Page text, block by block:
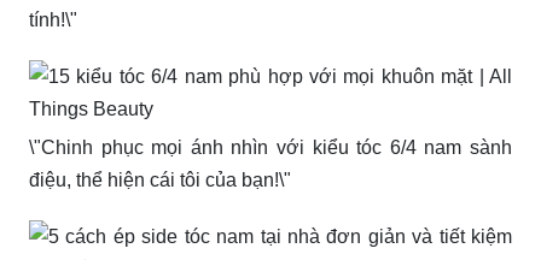
tính!\"
\"Chinh phục mọi ánh nhìn với kiểu tóc 6/4 nam sành
điệu, thể hiện cái tôi của bạn!\"